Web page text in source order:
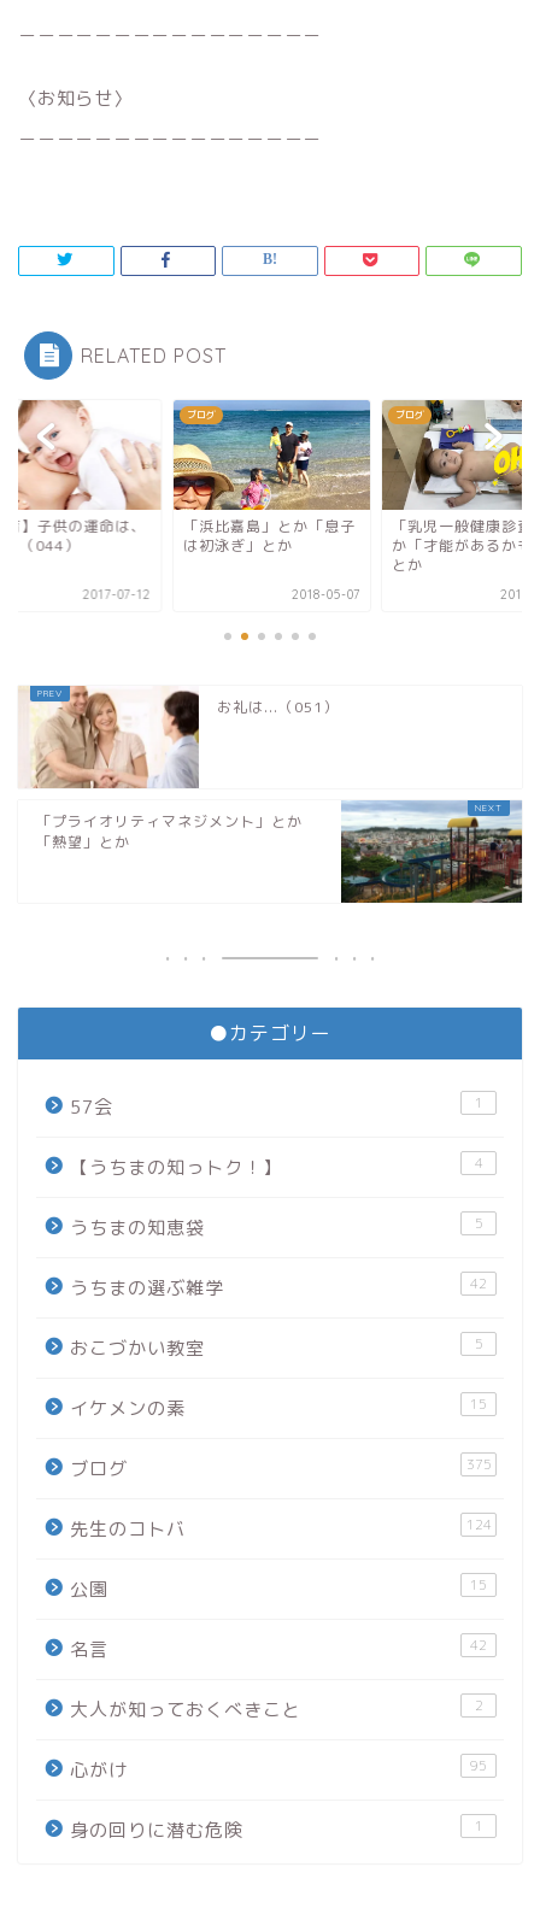
〈お知らせ〉
RELATED POST
】子供の運命は、
...（044）
2017-07-12
ブログ
「浜比嘉島」とか「息子
は初泳ぎ」とか
2018-05-07
ブログ
「乳児一般健康診査
か「才能があるかも
とか
2017-
お礼は...（051）
「プライオリティマネジメント」とか
「熱望」とか
●カテゴリー
57会 1
【うちまの知っトク！】 4
うちまの知恵袋 5
うちまの選ぶ雑学 42
おこづかい教室 5
イケメンの素 15
ブログ 375
先生のコトバ 124
公園 15
名言 42
大人が知っておくべきこと 2
心がけ 95
身の回りに潜む危険 1